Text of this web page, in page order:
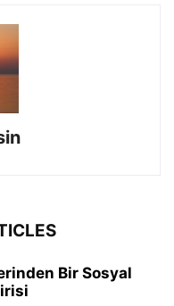
Bir Sosyal